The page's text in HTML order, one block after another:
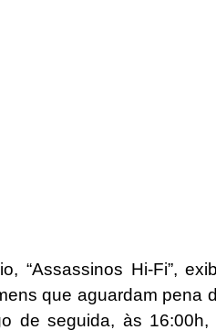
“Assassinos Hi-Fi”,
que aguardam pena
de seguida, às 16:00h,